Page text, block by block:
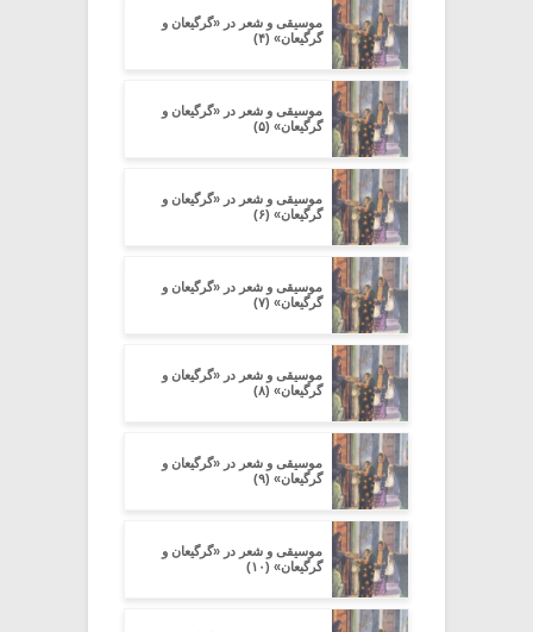
موسیقی و شعر در «گرگیعان و
گرگیعان» (۴)
موسیقی و شعر در «گرگیعان و
گرگیعان» (۵)
موسیقی و شعر در «گرگیعان و
گرگیعان» (۶)
موسیقی و شعر در «گرگیعان و
گرگیعان» (۷)
موسیقی و شعر در «گرگیعان و
گرگیعان» (۸)
موسیقی و شعر در «گرگیعان و
گرگیعان» (۹)
موسیقی و شعر در «گرگیعان و
گرگیعان» (۱۰)